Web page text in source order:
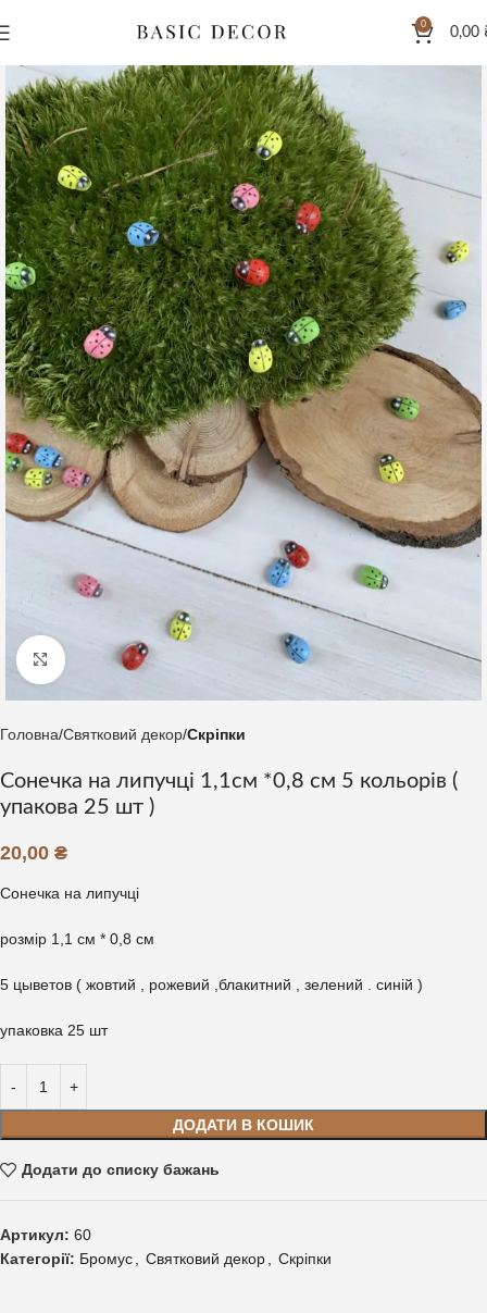
0
0,00
Клацніть, щоб збільшити
Головна Святковий декор Скріпки
Сонечка на липучці 1,1см *0,8 см 5 кольорів (
упакова 25 шт )
20,00 ₴
Сонечка на липучці
розмір 1,1 см * 0,8 см
5 цыветов ( жовтий , рожевий ,блакитний , зелений . синій )
упаковка 25 шт
ДОДАТИ В КОШИК
Додати до списку бажань
Артикул: 60
Категорії: Бромус Святковий декор Скріпки